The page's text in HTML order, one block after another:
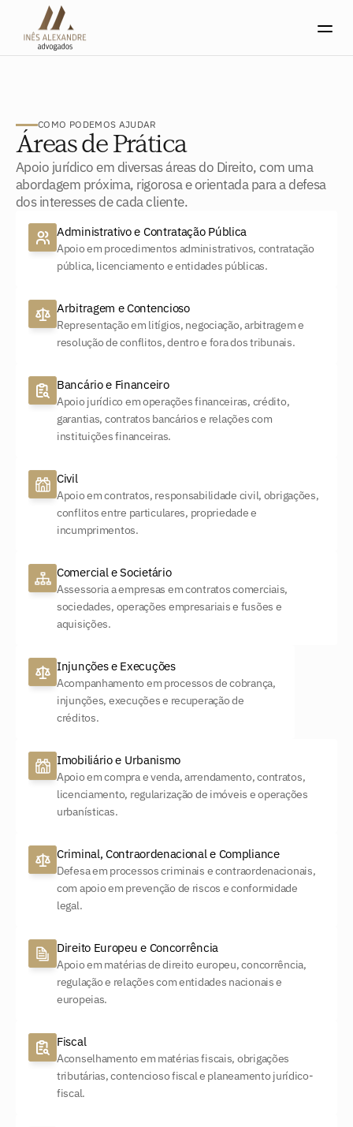
COMO PODEMOS AJUDAR
Áreas de Prática
Apoio jurídico em diversas áreas do Direito, com uma
abordagem próxima, rigorosa e orientada para a defesa
dos interesses de cada cliente.
Administrativo e Contratação Pública
Apoio em procedimentos administrativos, contratação
pública, licenciamento e entidades públicas.
Arbitragem e Contencioso
Representação em litígios, negociação, arbitragem e
resolução de conflitos, dentro e fora dos tribunais.
Bancário e Financeiro
Apoio jurídico em operações financeiras, crédito,
garantias, contratos bancários e relações com
instituições financeiras.
Civil
Apoio em contratos, responsabilidade civil, obrigações,
conflitos entre particulares, propriedade e
incumprimentos.
Comercial e Societário
Assessoria a empresas em contratos comerciais,
sociedades, operações empresariais e fusões e
aquisições.
Injunções e Execuções
Acompanhamento em processos de cobrança,
injunções, execuções e recuperação de
créditos.
Imobiliário e Urbanismo
Apoio em compra e venda, arrendamento, contratos,
licenciamento, regularização de imóveis e operações
urbanísticas.
Criminal, Contraordenacional e Compliance
Defesa em processos criminais e contraordenacionais,
com apoio em prevenção de riscos e conformidade
legal.
Direito Europeu e Concorrência
Apoio em matérias de direito europeu, concorrência,
regulação e relações com entidades nacionais e
europeias.
Fiscal
Aconselhamento em matérias fiscais, obrigações
tributárias, contencioso fiscal e planeamento jurídico-
fiscal.